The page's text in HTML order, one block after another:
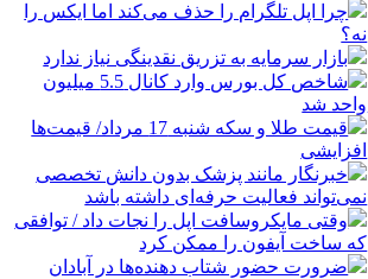
چرا اپل تلگرام را حذف می‌کند اما ایکس را
نه؟
بازار سرمایه به تزریق نقدینگی نیاز ندارد
شاخص کل بورس وارد کانال 5.5 میلیون
واحد شد
قیمت طلا و سکه شنبه 17 مرداد/ قیمت‌ها
افزایشی
خبرنگار مانند پزشک بدون دانش تخصصی
نمی‌تواند فعالیت حرفه‌ای داشته باشد
وقتی مایکروسافت اپل را نجات داد / توافقی
که ساخت آیفون را ممکن کرد
ضرورت حضور شتاب ‌دهنده‌ها در آبادان